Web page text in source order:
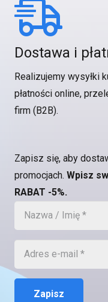
Dostawa i
Realizujemy wysyłki
płatności online,
firm (B2B).
Zapisz się, aby
promocjach. Wpisz
RABAT -5%.
Zapisz